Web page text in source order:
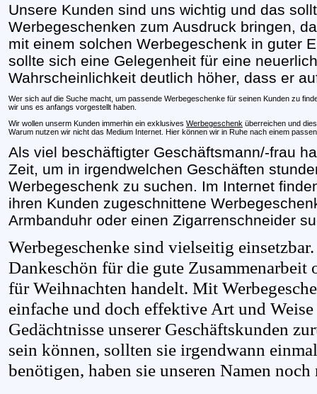
Unsere Kunden sind uns wichtig und das
Werbegeschenken zum Ausdruck bringen,
mit einem solchen Werbegeschenk in guter
sollte sich eine Gelegenheit für eine
Wahrscheinlichkeit deutlich höher, dass er
Wer sich auf die Suche macht, um passende Werbegeschenke für seinen Kunden zu
wir uns es anfangs vorgestellt haben.
Wir wollen unserm Kunden immerhin ein exklusives Werbegeschenk überreichen und
Warum nutzen wir nicht das Medium Internet. Hier können wir in Ruhe nach einem
Als viel beschäftigter Geschäftsmann/-frau
Zeit, um in irgendwelchen Geschäften
Werbegeschenk zu suchen. Im Internet
ihren Kunden zugeschnittene
Armbanduhr oder einen Zigarrenschneider
Werbegeschenke sind vielseitig
Dankeschön für die gute Zusammenarbeit
für Weihnachten handelt. Mit
einfache und doch effektive Art und
Gedächtnisse unserer Geschäftskunden
sein können, sollten sie irgendwann
benötigen, haben sie unseren Namen noch